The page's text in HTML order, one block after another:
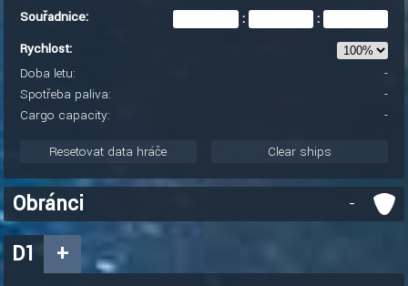
Souřadnice:
:
:
Rychlost:
Doba letu:
-
Spotřeba paliva:
-
Cargo capacity:
-
Resetovat data hráče Clear ships
Obránci
-
D1
+